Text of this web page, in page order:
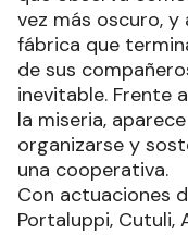
vez más oscuro,
fábrica que
de sus
inevitable. Frente
la miseria,
organizarse y
una cooperativa.
Con actuaciones
Portaluppi, Cutuli,